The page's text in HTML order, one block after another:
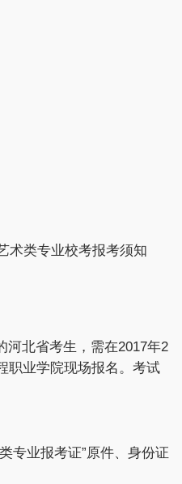
术类专业校考报考须知
河北省考生，需在2017年2
职业学院现场报名。考试
专业报考证”原件、身份证